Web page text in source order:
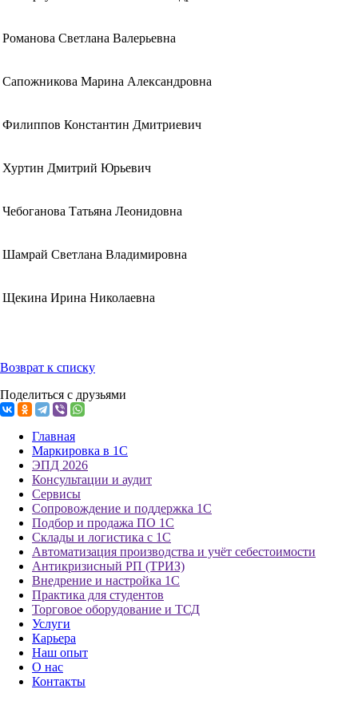
Романова Светлана Валерьевна
Сапожникова Марина Александровна
Филиппов Константин Дмитриевич
Хуртин Дмитрий Юрьевич
Чебоганова Татьяна Леонидовна
Шамрай Светлана Владимировна
Щекина Ирина Николаевна
Возврат к списку
Поделиться с друзьями
Главная
Маркировка в 1С
ЭПД 2026
Консультации и аудит
Сервисы
Сопровождение и поддержка 1С
Подбор и продажа ПО 1С
Склады и логистика с 1С
Автоматизация производства и учёт себестоимости
Антикризисный РП (ТРИЗ)
Внедрение и настройка 1С
Практика для студентов
Торговое оборудование и ТСД
Услуги
Карьера
Наш опыт
О нас
Контакты